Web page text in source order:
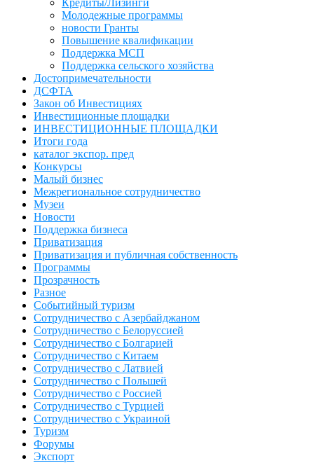
Молодежные программы
новости Гранты
Повышение квалификации
Поддержка МСП
Поддержка сельского хозяйства
Достопримечательности
ДСФТА
Закон об Инвестициях
Инвестиционные площадки
ИНВЕСТИЦИОННЫЕ ПЛОЩАДКИ
Итоги года
каталог экспор. пред
Конкурсы
Малый бизнес
Межрегиональное сотрудничество
Музеи
Новости
Поддержка бизнеса
Приватизация
Приватизация и публичная собственность
Программы
Прозрачность
Разное
Событийный туризм
Сотрудничество с Азербайджаном
Сотрудничество с Белоруссией
Сотрудничество с Болгарией
Сотрудничество с Китаем
Сотрудничество с Латвией
Сотрудничество с Польшей
Сотрудничество с Россией
Сотрудничество с Турцией
Сотрудничество с Украиной
Туризм
Форумы
Экспорт